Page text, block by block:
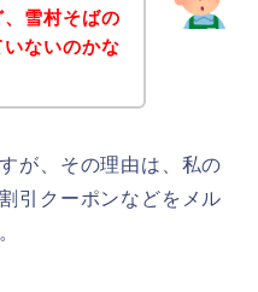
雪村そばの
ないのかな
が、その理由は、私の
引クーポンなどをメル